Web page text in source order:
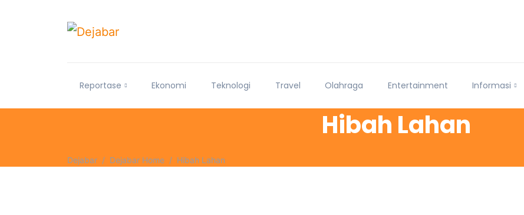
Reportase Ekonomi Teknologi Travel Olahraga Entertainment Informasi
Hibah Lahan
Dejabar Dejabar Home Hibah Lahan